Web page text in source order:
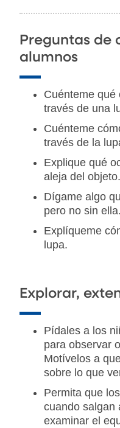
Preguntas de
alumnos
Cuénteme qué
través de una
Cuénteme
través de la
Explique qué
aleja del objeto.
Dígame algo
pero no sin ella.
Explíqueme
lupa.
Explorar,
Pídales a los
para observar
Motívelos a
sobre lo que
Permita que
cuando salgan
examinar el